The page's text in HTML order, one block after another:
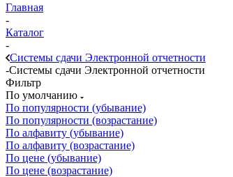
Главная
-
Каталог
-
Системы сдачи Электронной отчетности
-Системы сдачи Электронной отчетности
Фильтр
По умолчанию
По популярности (убывание)
По популярности (возрастание)
По алфавиту (убывание)
По алфавиту (возрастание)
По цене (убывание)
По цене (возрастание)